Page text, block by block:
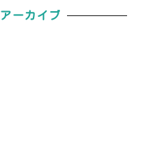
アーカイブ